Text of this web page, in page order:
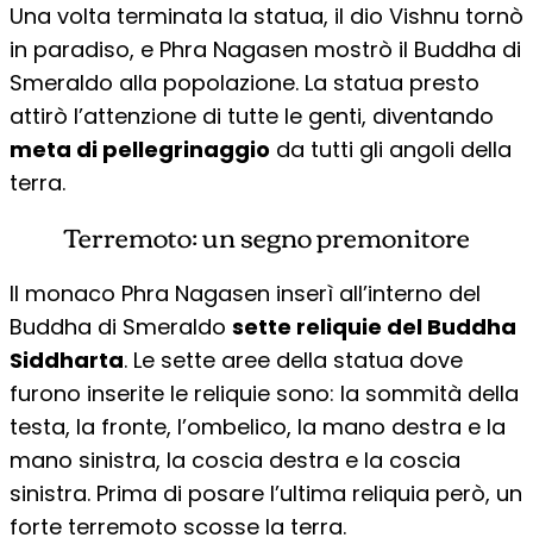
Una volta terminata la statua, il dio Vishnu tornò
in paradiso, e Phra Nagasen mostrò il Buddha di
Smeraldo alla popolazione. La statua presto
attirò l’attenzione di tutte le genti, diventando
meta di pellegrinaggio da tutti gli angoli della
terra.
Terremoto: un segno premonitore
Il monaco Phra Nagasen inserì all’interno del
Buddha di Smeraldo sette reliquie del Buddha
Siddharta. Le sette aree della statua dove
furono inserite le reliquie sono: la sommità della
testa, la fronte, l’ombelico, la mano destra e la
mano sinistra, la coscia destra e la coscia
sinistra. Prima di posare l’ultima reliquia però, un
forte terremoto scosse la terra.